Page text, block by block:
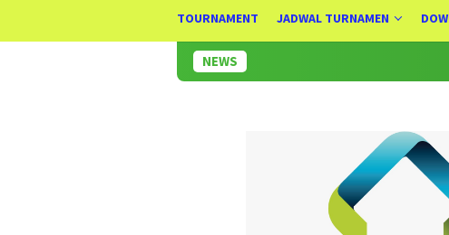
TOURNAMENT JADWAL TURNAMEN
NEWS Pak